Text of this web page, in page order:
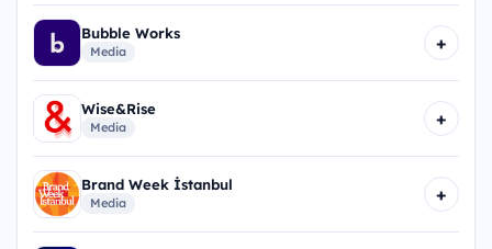
Bubble Works
Media +
Wise&Rise
Media +
Brand Week İstanbul
Media +